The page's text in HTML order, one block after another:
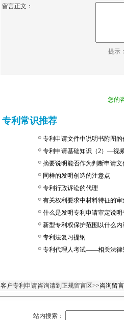
留言正文：
提示
您的
专利常识推荐
专利申请文件中说明书附图的
专利申请基础知识（2）—视
摘要说明能否作为判断申请
同样的发明创造的注意点
专利行政诉讼的代理
有关权利要求中材料特征的审
什么是发明专利申请审定说明
新型专利权保护范围以什么内
专利法复习提纲
专利代理人考试——相关法律
客户专利申请咨询请到正规留言区>>咨询留言
站内搜索：